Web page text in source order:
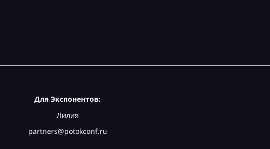
Для Экспонентов:
Лилия
partners@potokconf.ru